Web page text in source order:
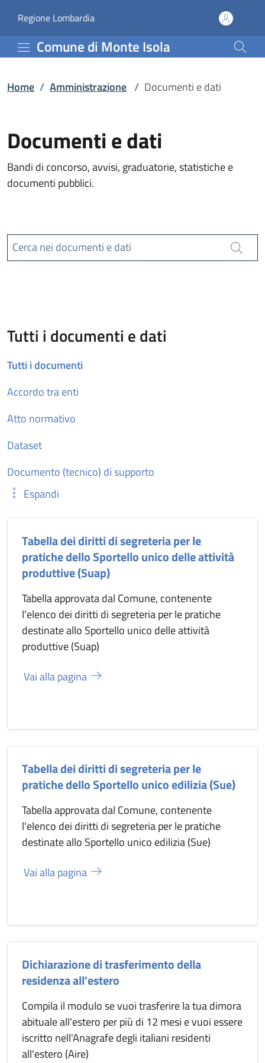
Documenti e dati |
Regione Lombardia(apre in un'altra scheda).
Comune di Monte Isola
Home / Amministrazione / Documenti e dati
Documenti e dati
Bandi di concorso, avvisi, graduatorie, statistiche e
documenti pubblici.
Cerca nei documenti e dati
Cerca
Tutti i documenti e dati
Tutti i documenti
Accordo tra enti
Atto normativo
Dataset
Documento (tecnico) di supporto
Espandi
Tabella dei diritti di segreteria per le
pratiche dello Sportello unico delle attività
produttive (Suap)
Tabella approvata dal Comune, contenente
l'elenco dei diritti di segreteria per le pratiche
destinate allo Sportello unico delle attività
produttive (Suap)
Vai alla pagina
Tabella dei diritti di segreteria per le
pratiche dello Sportello unico edilizia (Sue)
Tabella approvata dal Comune, contenente
l'elenco dei diritti di segreteria per le pratiche
destinate allo Sportello unico edilizia (Sue)
Vai alla pagina
Dichiarazione di trasferimento della
residenza all'estero
Compila il modulo se vuoi trasferire la tua dimora
abituale all'estero per più di 12 mesi e vuoi essere
iscritto nell'Anagrafe degli italiani residenti
all'estero (Aire)